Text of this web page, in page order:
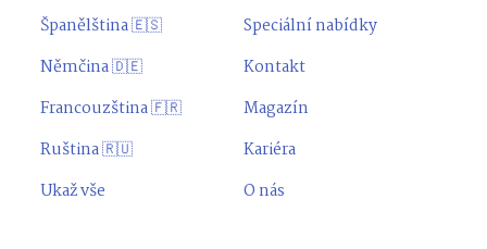
Španělština 🇪🇸
Němčina 🇩🇪
Francouzština 🇫🇷
Ruština 🇷🇺
Ukaž vše
Speciální nabídky
Kontakt
Magazín
Kariéra
O nás